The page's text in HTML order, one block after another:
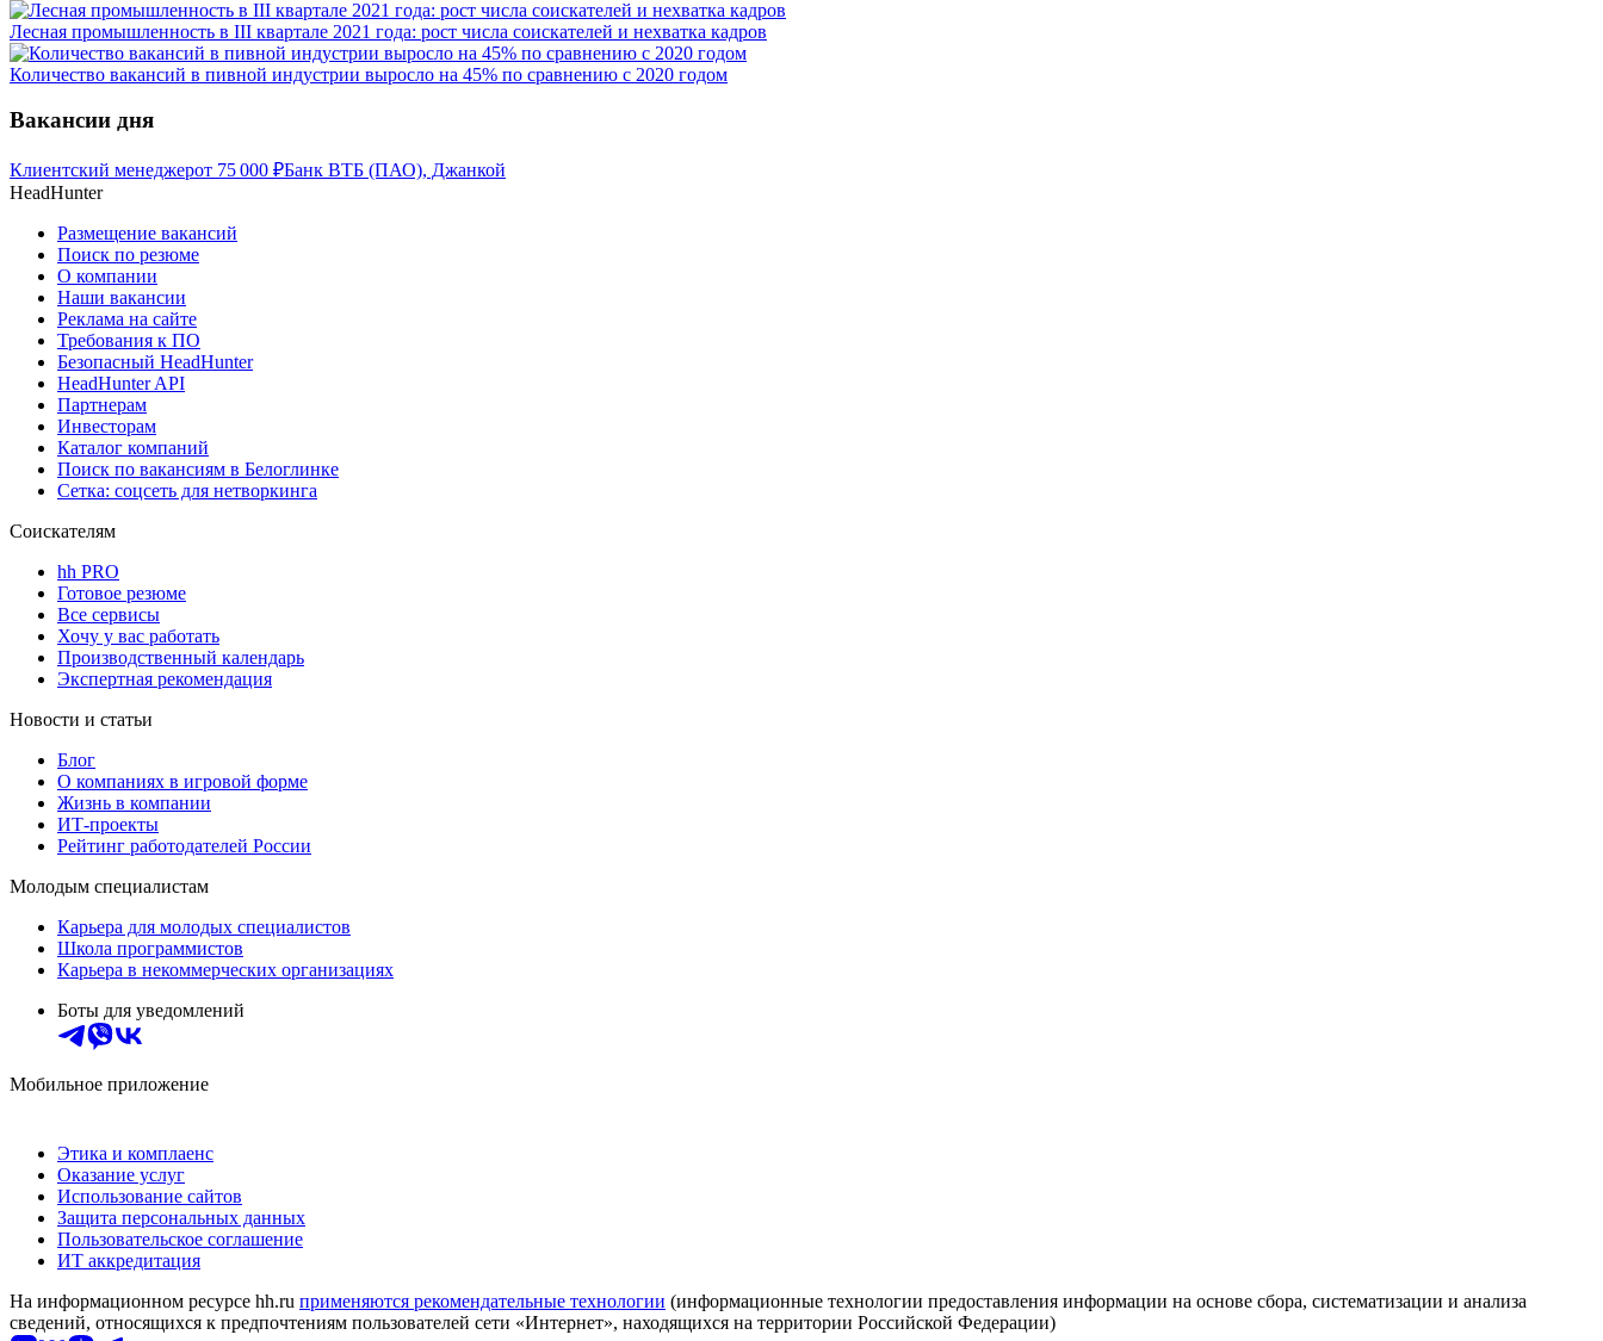
Лесная промышленность в III квартале 2021 года: рост числа соискателей и нехватка кадров
Количество вакансий в пивной индустрии выросло на 45% по сравнению с 2020 годом
Вакансии дня
Клиентский менеджерот 75 000 ₽Банк ВТБ (ПАО), Джанкой
HeadHunter
Размещение вакансий
Поиск по резюме
О компании
Наши вакансии
Реклама на сайте
Требования к ПО
Безопасный HeadHunter
HeadHunter API
Партнерам
Инвесторам
Каталог компаний
Поиск по вакансиям в Белоглинке
Сетка: соцсеть для нетворкинга
Соискателям
hh PRO
Готовое резюме
Все сервисы
Хочу у вас работать
Производственный календарь
Экспертная рекомендация
Новости и статьи
Блог
О компаниях в игровой форме
Жизнь в компании
ИТ-проекты
Рейтинг работодателей России
Молодым специалистам
Карьера для молодых специалистов
Школа программистов
Карьера в некоммерческих организациях
Боты для уведомлений
Мобильное приложение
Этика и комплаенс
Оказание услуг
Использование сайтов
Защита персональных данных
Пользовательское соглашение
ИТ аккредитация
На информационном ресурсе hh.ru применяются рекомендательные технологии (информационные технологии предоставления информации на основе сбора, систематизации и анализа
сведений, относящихся к предпочтениям пользователей сети «Интернет», находящихся на территории Российской Федерации)